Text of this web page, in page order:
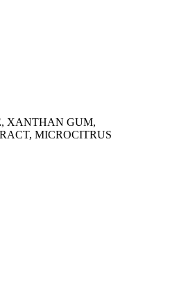
XANTHAN GUM,
MICROCITRUS